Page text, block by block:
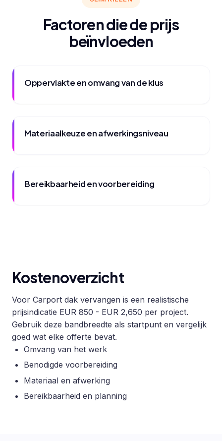
Factoren die de prijs
beïnvloeden
Oppervlakte en omvang van de klus
Materiaalkeuze en afwerkingsniveau
Bereikbaarheid en voorbereiding
Kostenoverzicht
Voor Carport dak vervangen is een realistische
prijsindicatie EUR 850 - EUR 2,650 per project.
Gebruik deze bandbreedte als startpunt en vergelijk
goed wat elke offerte bevat.
Omvang van het werk
Benodigde voorbereiding
Materiaal en afwerking
Bereikbaarheid en planning